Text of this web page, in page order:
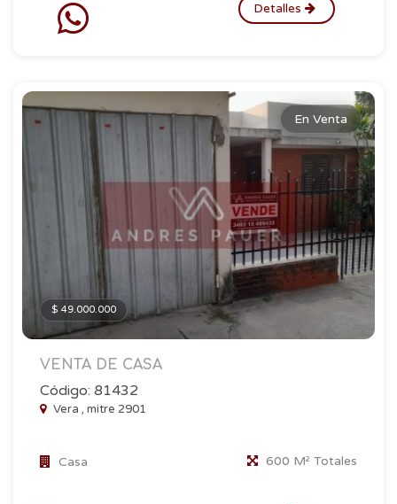
Detalles
En Venta
$ 49.000.000
VENTA DE CASA
Código: 81432
Vera , mitre 2901
Casa 600 M² Totales